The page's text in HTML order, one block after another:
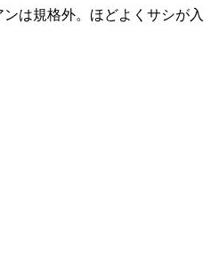
は規格外。ほどよくサシが入